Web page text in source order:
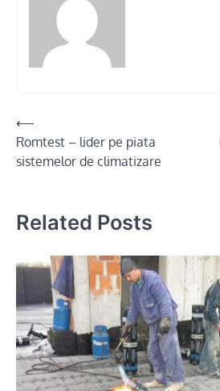
Post
navigation
⟵
Romtest – lider pe piata
sistemelor de climatizare
Related Posts